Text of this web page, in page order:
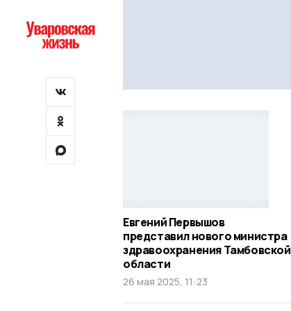
Евгений Первышов
представил нового министра
здравоохранения Тамбовской
области
26 мая 2025, 11:23